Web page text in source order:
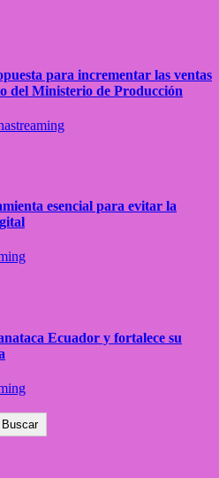
para incrementar las ventas
del Ministerio de Producción
esencial para evitar la
Ecuador y fortalece su
Buscar